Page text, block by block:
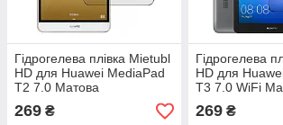
Гідрогелева плівка Mietubl
HD для Huawei MediaPad
T2 7.0 Матова
269 ₴
Гідрогелева
HD для
T3 7.0 WiFi
269₴